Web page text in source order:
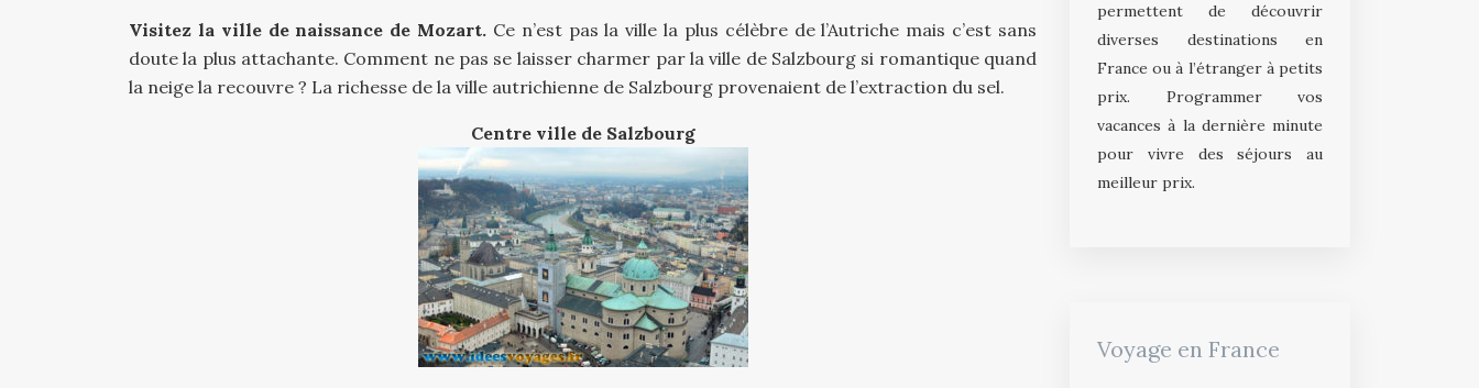
Visitez la ville de naissance de Mozart. Ce n’est pas la ville la plus célèbre de l’Autriche mais c’est sans
doute la plus attachante. Comment ne pas se laisser charmer par la ville de Salzbourg si romantique quand
la neige la recouvre ? La richesse de la ville autrichienne de Salzbourg provenaient de l’extraction du sel.
Centre ville de Salzbourg
permettent de découvrir
diverses destinations en
France ou à l’étranger à petits
prix. Programmer vos
vacances à la dernière minute
pour vivre des séjours au
meilleur prix.
Voyage en France